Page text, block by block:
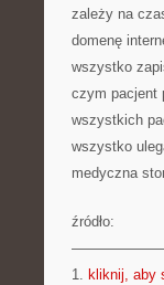
zależy na
domenę
wszystko
czym pacjent
wszystkich
wszystko
medyczna
źródło:
1. kliknij, aby